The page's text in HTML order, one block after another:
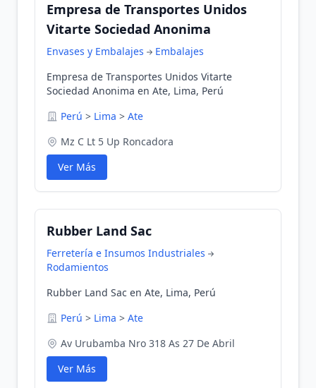
Empresa de Transportes Unidos
Vitarte Sociedad Anonima
Envases y Embalajes
Embalajes
Empresa de Transportes Unidos Vitarte
Sociedad Anonima en Ate, Lima, Perú
Perú > Lima > Ate
Mz C Lt 5 Up Roncadora
Ver Más
Rubber Land Sac
Ferretería e Insumos Industriales
Rodamientos
Rubber Land Sac en Ate, Lima, Perú
Perú > Lima > Ate
Av Urubamba Nro 318 As 27 De Abril
Ver Más